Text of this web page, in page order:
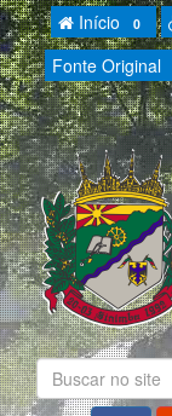
Início 0
Fonte Original